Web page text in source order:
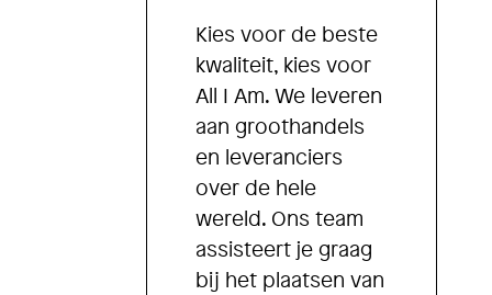
Kies voor de beste
kwaliteit, kies voor
All I Am. We leveren
aan groothandels
en leveranciers
over de hele
wereld. Ons team
assisteert je graag
bij het plaatsen van